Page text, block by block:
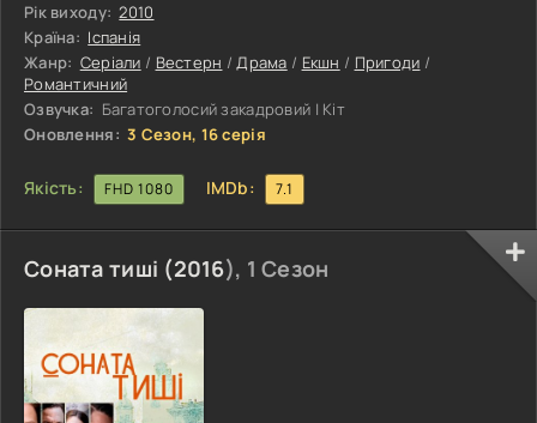
рідну землю, сподіваючись залишити позаду темне
минуле. Для них це не просто дорога додому, а спроба
вирватися з кола помилок і знайти шанс на інше життя.
Фамільне ранчо, сповнене спогадів дитинства, стає для
братів місцем, де вони
Рік виходу: 2010
Країна: Іспанія
Жанр: Серіали / Вестерн /Драма / Екшн / Пригоди /
Романтичний
Озвучка: Багатоголосий закадровий | Кіт
Оновлення: 3 Сезон, 16 серія
Якість: FHD 1080 IMDb: 7.1
Соната тиші (2016), 1 Сезон